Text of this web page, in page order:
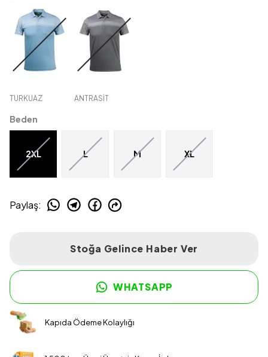
TURKUAZ ANTRASİT
Beden
2XL L M XL
Paylaş:
Stoğa Gelince Haber Ver
WHATSAPP
Kapıda Ödeme Kolaylığı